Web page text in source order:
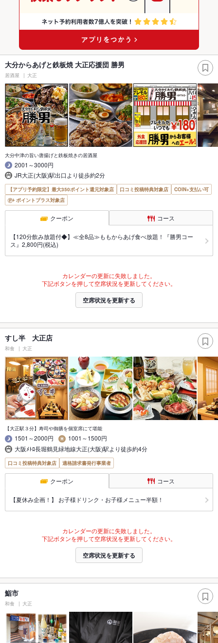
大分からあげと鉄板焼 大正応援団 勝男
居酒屋 大正
大分中津の旨い唐揚げと鉄板焼きの居酒屋
2001～3000円
JR大正(大阪)駅出口より徒歩約2分
【アプリ予約限定】最大350ポイント還元対象店 口コミ投稿特典対象店
COIN+支払い可
ポイントプラス対象店
クーポン コース
【120分飲み放題付◆】≪全8品≫ももからあげ食べ放題！『勝男コー
ス』2,800円(税込)
カレンダーの更新に失敗しました。
下記ボタンを押して空席状況を更新してください。
空席状況を更新する
すし半 大正店
和食 大正
【大正駅３分】寿司や御膳を個室席にて堪能
1501～2000円
1001～1500円
大阪ﾒﾄﾛ長堀鶴見緑地線大正(大阪)駅より徒歩約4分
口コミ投稿特典対象店 適格請求書発行事業者
クーポン コース
【夏休み企画！】 お子様ドリンク・お子様メニュー半額！
カレンダーの更新に失敗しました。
下記ボタンを押して空席状況を更新してください。
空席状況を更新する
鮨市
和食 大正